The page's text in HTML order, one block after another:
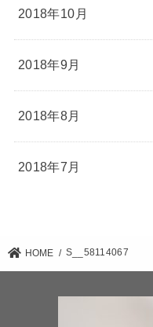
2018年10月
2018年9月
2018年8月
2018年7月
HOME S__58114067